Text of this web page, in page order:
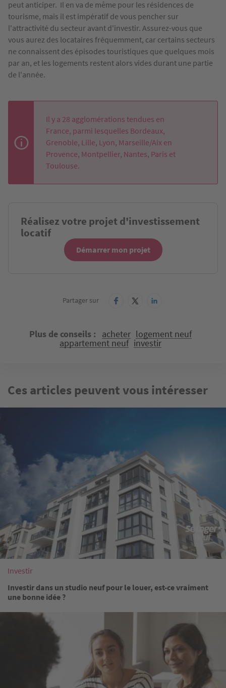
peut anticiper. Il en va de même pour les résidences de
tourisme, mais il est impératif de vous pencher sur
l'attractivité du secteur avant d'investir. Assurez-vous que
vous aurez des locataires fréquemment, car certains secteurs
ne connaissent des épisodes touristiques que quelques mois
par an, et les logements restent alors vides durant une partie
de l'année.
Il y a 28 agglomérations tendues en
France, parmi lesquelles Bordeaux,
Grenoble, Lille, Lyon, Marseille/Aix en
Provence, Montpellier, Nantes, Paris et
Toulouse.
Réalisez votre projet d'investissement
locatif
Démarrer mon projet
Partager sur
Plus de conseils acheter logement neuf
appartement neuf investir
Ces articles peuvent vous intéresser
Investir
Investir dans un studio neuf pour le louer, est-ce vraiment
une bonne idée ?